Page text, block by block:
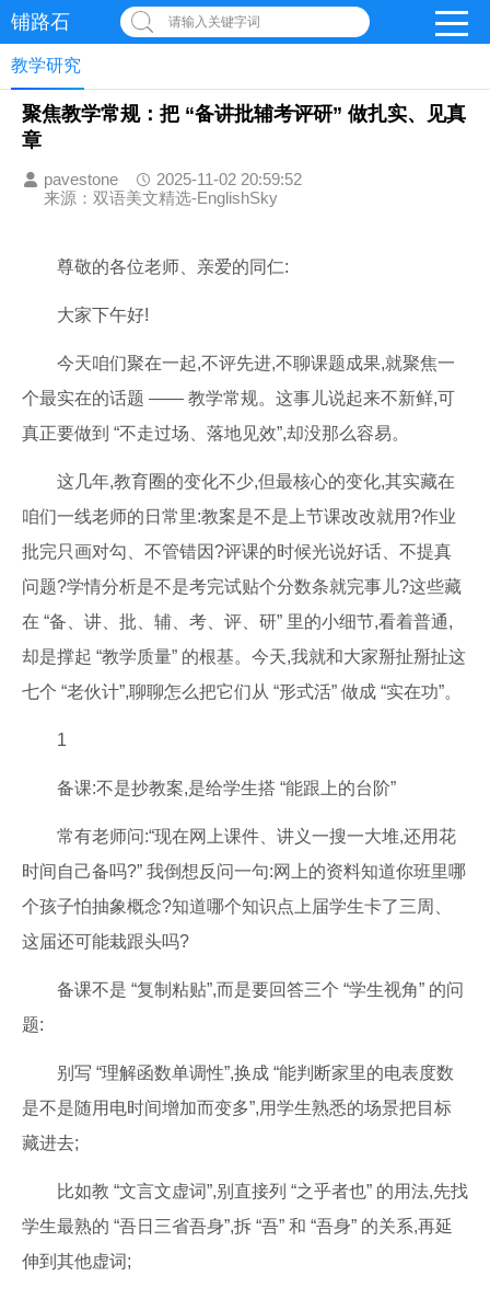
铺路石 请输入关键字词
教学研究
聚焦教学常规：把 “备讲批辅考评研” 做扎实、见真
章
pavestone
2025-11-02 20:59:52
来源：双语美文精选-EnglishSky
尊敬的各位老师、亲爱的同仁:
大家下午好!
今天咱们聚在一起,不评先进,不聊课题成果,就聚焦一
个最实在的话题 —— 教学常规。这事儿说起来不新鲜,可
真正要做到 “不走过场、落地见效”,却没那么容易。
这几年,教育圈的变化不少,但最核心的变化,其实藏在
咱们一线老师的日常里:教案是不是上节课改改就用?作业
批完只画对勾、不管错因?评课的时候光说好话、不提真
问题?学情分析是不是考完试贴个分数条就完事儿?这些藏
在 “备、讲、批、辅、考、评、研” 里的小细节,看着普通,
却是撑起 “教学质量” 的根基。今天,我就和大家掰扯掰扯这
七个 “老伙计”,聊聊怎么把它们从 “形式活” 做成 “实在功”。
1
备课:不是抄教案,是给学生搭 “能跟上的台阶”
常有老师问:“现在网上课件、讲义一搜一大堆,还用花
时间自己备吗?” 我倒想反问一句:网上的资料知道你班里哪
个孩子怕抽象概念?知道哪个知识点上届学生卡了三周、
这届还可能栽跟头吗?
备课不是 “复制粘贴”,而是要回答三个 “学生视角” 的问
题:
别写 “理解函数单调性”,换成 “能判断家里的电表度数
是不是随用电时间增加而变多”,用学生熟悉的场景把目标
藏进去;
比如教 “文言文虚词”,别直接列 “之乎者也” 的用法,先找
学生最熟的 “吾日三省吾身”,拆 “吾” 和 “吾身” 的关系,再延
伸到其他虚词;